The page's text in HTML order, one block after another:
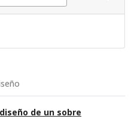
de un sobre